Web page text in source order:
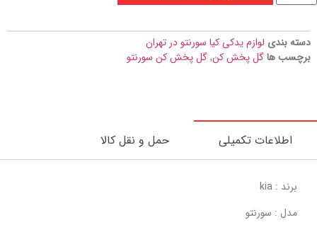
دسته بندی لوازم یدکی کیا سورنتو در تهران
برچسب هاگل پخش کن,گل پخش کن سورنتو
اطلاعات تکمیلی حمل و نقل کالا
برند : kia
مدل : سورنتو